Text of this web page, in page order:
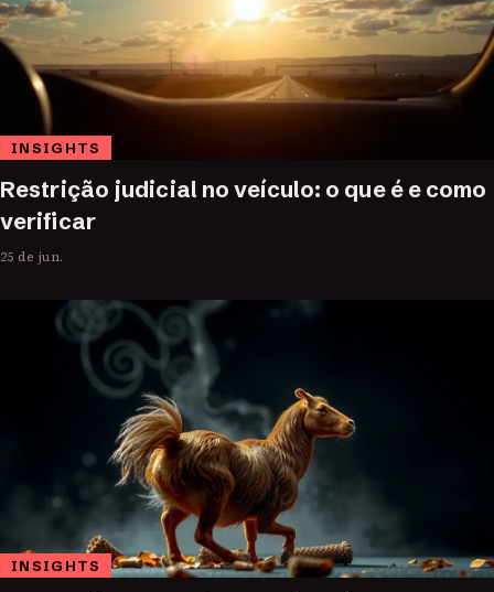
INSIGHTS
Restrição judicial no veículo: o que é e como
verificar
25 de jun.
INSIGHTS